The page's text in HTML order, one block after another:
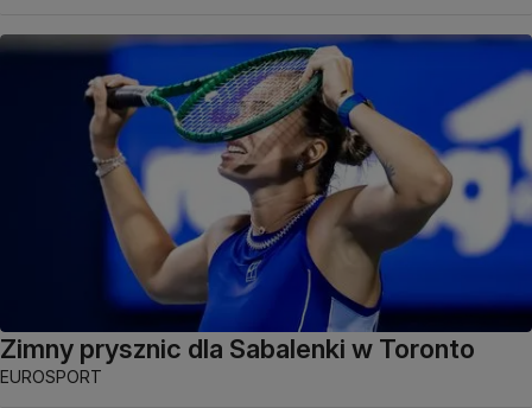
Zimny prysznic dla Sabalenki w Toronto
EUROSPORT